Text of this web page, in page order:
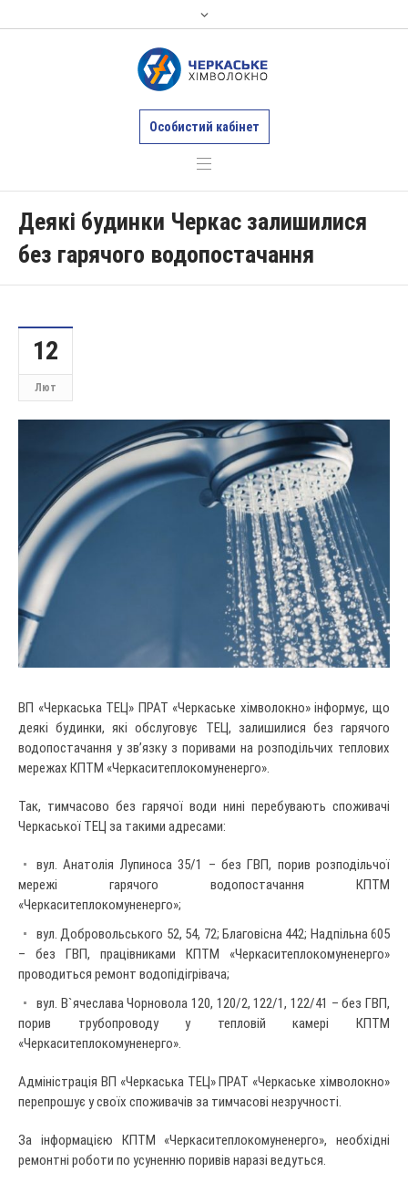
Особистий кабінет
Деякі будинки Черкас залишилися
без гарячого водопостачання
12
Лют
ВП «Черкаська ТЕЦ» ПРАТ «Черкаське хімволокно» інформує, що
деякі будинки, які обслуговує ТЕЦ, залишилися без гарячого
водопостачання у зв’язку з поривами на розподільчих теплових
мережах КПТМ «Черкаситеплокомуненерго».
Так, тимчасово без гарячої води нині перебувають споживачі
Черкаської ТЕЦ за такими адресами:
вул. Анатолія Лупиноса 35/1 – без ГВП, порив розподільчої
мережі гарячого водопостачання КПТМ
«Черкаситеплокомуненерго»;
вул. Добровольського 52, 54, 72; Благовісна 442; Надпільна 605
– без ГВП, працівниками КПТМ «Черкаситеплокомуненерго»
проводиться ремонт водопідігрівача;
вул. В`ячеслава Чорновола 120, 120/2, 122/1, 122/41 – без ГВП,
порив трубопроводу у тепловій камері КПТМ
«Черкаситеплокомуненерго».
Адміністрація ВП «Черкаська ТЕЦ» ПРАТ «Черкаське хімволокно»
перепрошує у своїх споживачів за тимчасові незручності.
За інформацією КПТМ «Черкаситеплокомуненерго», необхідні
ремонтні роботи по усуненню поривів наразі ведуться.